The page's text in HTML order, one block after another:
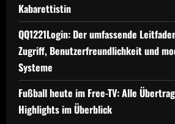
Kabarettistin
QQ1221Login: Der umfassende
Zugriff, Benutzerfreundlichkeit und
Systeme
Fußball heute im Free-TV: Alle
Highlights im Überblick